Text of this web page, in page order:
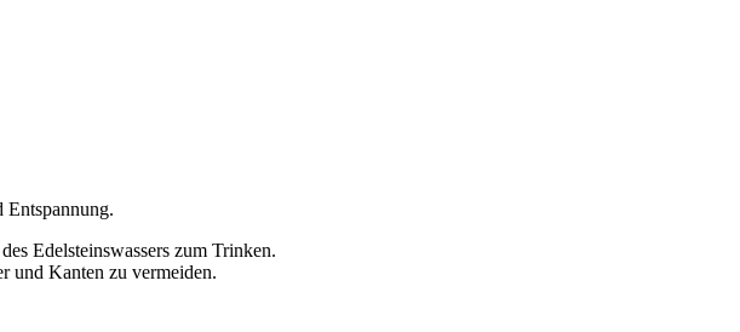
Entspannung.
Edelsteinswassers zum Trinken.
und Kanten zu vermeiden.